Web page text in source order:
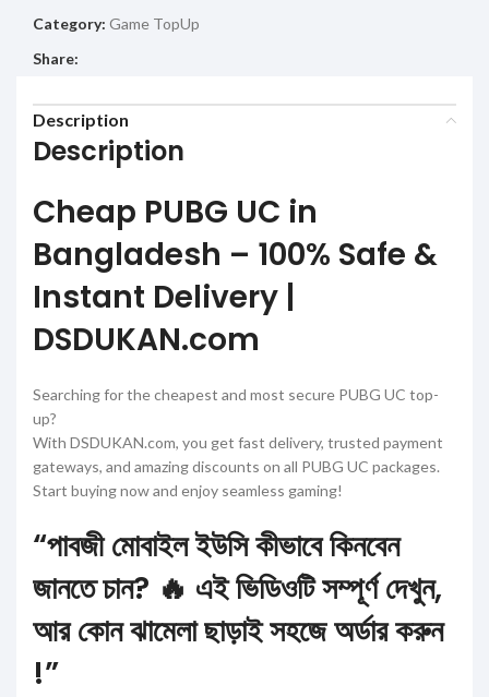
Category: Game TopUp
Share:
Description
Description
Cheap PUBG UC in
Bangladesh – 100% Safe &
Instant Delivery |
DSDUKAN.com
Searching for the cheapest and most secure PUBG UC top-
up?
With DSDUKAN.com, you get fast delivery, trusted payment
gateways, and amazing discounts on all PUBG UC packages.
Start buying now and enjoy seamless gaming!
“পাবজী মোবাইল ইউসি কীভাবে কিনবেন
জানতে চান? 🔥 এই ভিডিওটি সম্পূর্ণ দেখুন,
আর কোন ঝামেলা ছাড়াই সহজে অর্ডার করুন
!”